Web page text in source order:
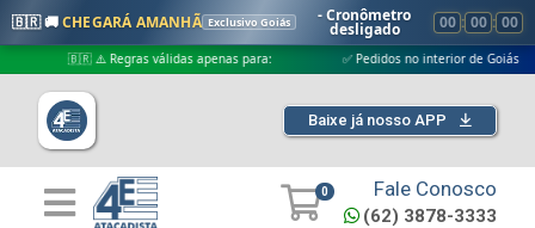
🇧🇷 🚚CHEGARÁ AMANHÃ Exclusivo Goiás - Cronômetro
desligado 00 : 00 : 00
🇧🇷 ⚠️ Regras válidas apenas para: ✅ Pedidos no interior de Goiás
Baixe já nosso APP
0 Fale Conosco
(62) 3878-3333